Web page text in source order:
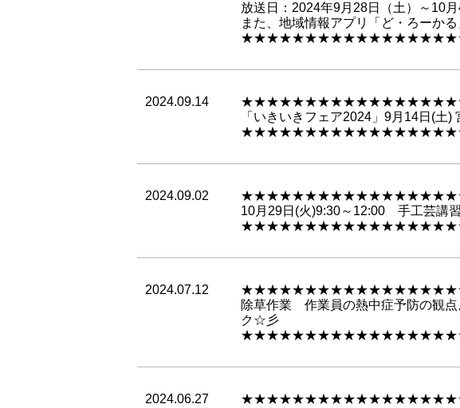
放送日：2024年9月28日（土）～
また、地域情報アプリ「ど・ろーか
2024.09.14
「いきいきフェア2024」9月14日(土
2024.09.02
10月29日(火)9:30～12:00 手工芸講
2024.07.12
除草作業 作業員の熱中症予防の観点
ク☆彡
2024.06.27